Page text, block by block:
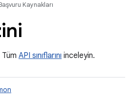
Kaynakları
API sınıflarını inceleyin.